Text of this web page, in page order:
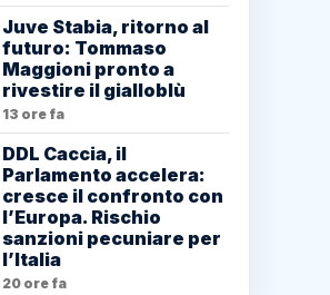
Juve Stabia, ritorno al
futuro: Tommaso
Maggioni pronto a
rivestire il gialloblù
13 ore fa
DDL Caccia, il
Parlamento accelera:
cresce il confronto con
l’Europa. Rischio
sanzioni pecuniare per
l’Italia
20 ore fa